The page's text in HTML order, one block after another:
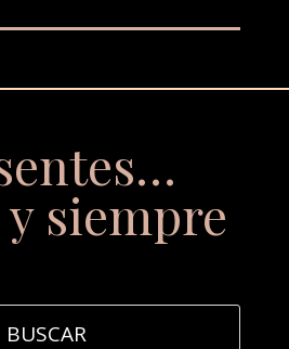
siempre